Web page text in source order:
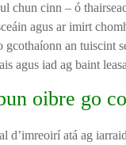
chun cinn – ó
agus ar imirt
gcothaíonn an tuiscint
agus iad ag baint
oibre go
d’imreoirí atá ag